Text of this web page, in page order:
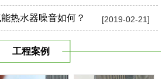
[2019-02-21]
热水器噪音如何？
工程案例